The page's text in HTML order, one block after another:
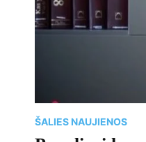
ŠALIES NAUJIENOS